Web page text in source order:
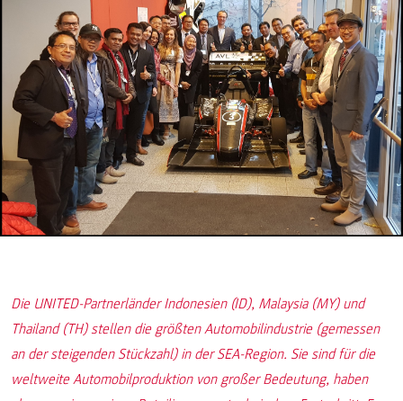
Die UNITED-Partnerländer Indonesien (ID), Malaysia (MY) und
Thailand (TH) stellen die größten Automobilindustrie (gemessen
an der steigenden Stückzahl) in der SEA-Region. Sie sind für die
weltweite Automobilproduktion von großer Bedeutung, haben